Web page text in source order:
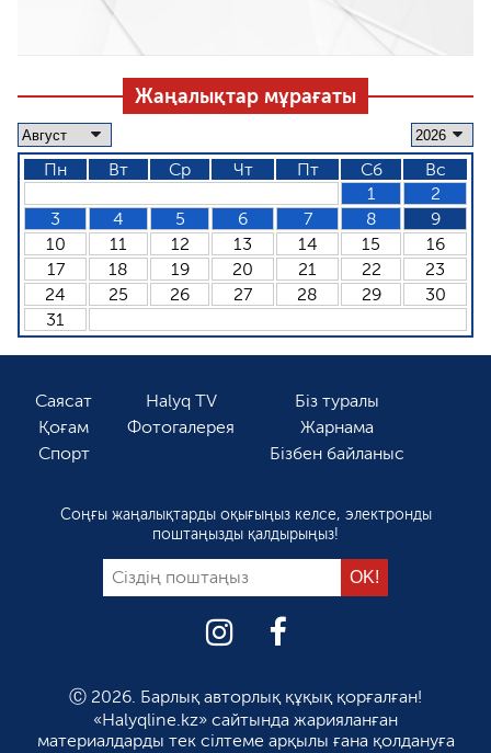
Жаңалықтар мұрағаты
Пн Вт Ср Чт Пт Сб
Вс
1
2
3
4 5 6 7 8
9
10
11 12 13 14 15
16
17
18 19 20 21 22
23
24
25 26 27 28 29
30
31
Саясат
Қоғам
Спорт
Halyq TV
Фотогалерея
Біз туралы
Жарнама
Бізбен байланыс
Соңғы жаңалықтарды оқығыңыз келсе, электронды
поштаңызды қалдырыңыз!
Ⓒ 2026. Барлық авторлық құқық қорғалған!
«Halyqline.kz» сайтында жарияланған
материалдарды тек сілтеме арқылы ғана қолдануға